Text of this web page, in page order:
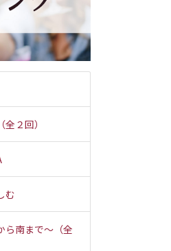
２回）
む
南まで～（全